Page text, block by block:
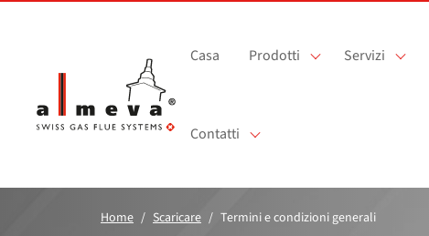
Casa Prodotti Servizi
Contatti
Home Scaricare Termini e condizioni generali